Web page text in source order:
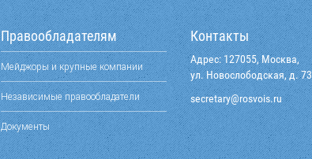
Правообладателям
Мейджоры и крупные компании
Независимые правообладатели
Документы
Контакты
Адрес: 127055, Москва,
ул. Новослободская, д.
ur.siovsor
@yraterces